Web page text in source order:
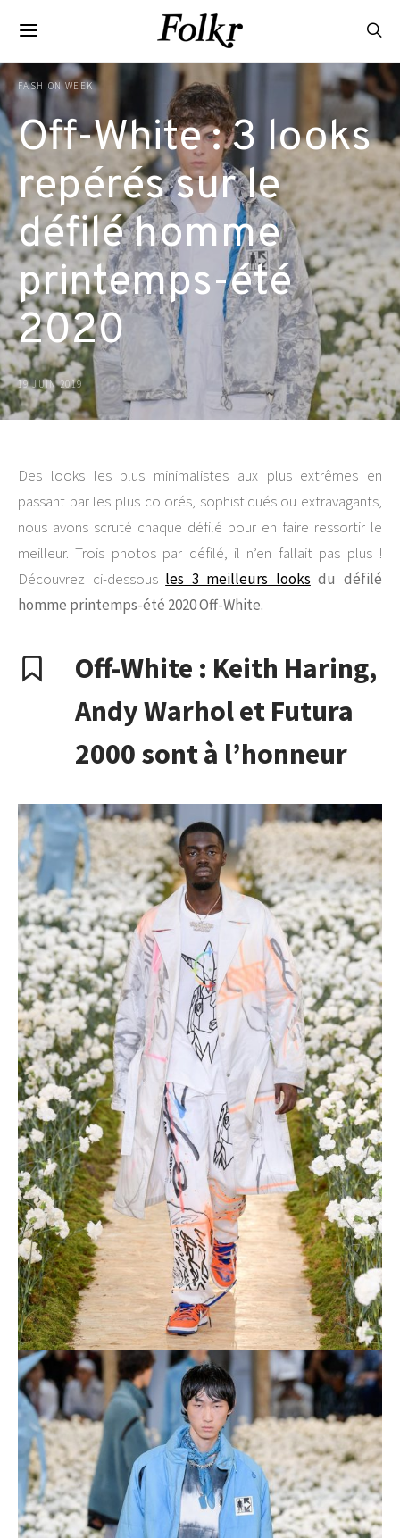
FASHION WEEK
Off-White : 3 looks
repérés sur le
défilé homme
printemps-été
2020
19 JUIN 2019
Des looks les plus minimalistes aux plus extrêmes en
passant par les plus colorés, sophistiqués ou extravagants,
nous avons scruté chaque défilé pour en faire ressortir le
meilleur. Trois photos par défilé, il n’en fallait pas plus !
Découvrez ci-dessous les 3 meilleurs looks du défilé
homme printemps-été 2020 Off-White.
Off-White : Keith Haring,
Andy Warhol et Futura
2000 sont à l’honneur